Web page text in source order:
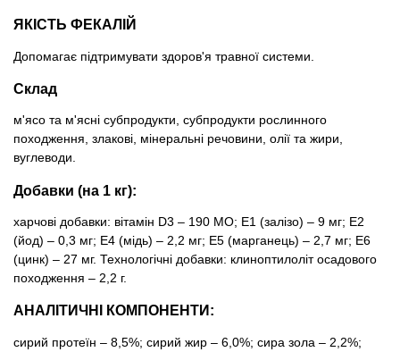
ЯКІСТЬ ФЕКАЛІЙ
Допомагає підтримувати здоров'я травної системи.
Склад
м'ясо та м'ясні субпродукти, субпродукти рослинного
походження, злакові, мінеральні речовини, олії та жири,
вуглеводи.
Добавки (на 1 кг):
харчові добавки: вітамін D3 – 190 MO; E1 (залізо) – 9 мг; E2
(йод) – 0,3 мг; E4 (мідь) – 2,2 мг; E5 (марганець) – 2,7 мг; E6
(цинк) – 27 мг. Технологічні добавки: клиноптилоліт осадового
походження – 2,2 г.
АНАЛІТИЧНІ КОМПОНЕНТИ:
сирий протеїн – 8,5%; сирий жир – 6,0%; сира зола – 2,2%;
Архів / Знято з виробництва